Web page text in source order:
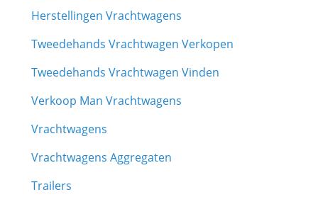
Herstellingen Vrachtwagens
Tweedehands Vrachtwagen Verkopen
Tweedehands Vrachtwagen Vinden
Verkoop Man Vrachtwagens
Vrachtwagens
Vrachtwagens Aggregaten
Trailers